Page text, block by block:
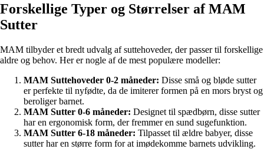
Forskellige Typer og Størrelser af MAM
Sutter
MAM tilbyder et bredt udvalg af suttehoveder, der passer til forskellige
aldre og behov. Her er nogle af de mest populære modeller:
MAM Suttehoveder 0-2 måneder: Disse små og bløde sutter
er perfekte til nyfødte, da de imiterer formen på en mors bryst og
beroliger barnet.
MAM Sutter 0-6 måneder: Designet til spædbørn, disse sutter
har en ergonomisk form, der fremmer en sund sugefunktion.
MAM Sutter 6-18 måneder: Tilpasset til ældre babyer, disse
sutter har en større form for at imødekomme barnets udvikling.